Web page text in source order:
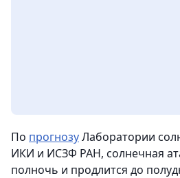
По прогнозуЛаборатории
ИКИ и ИСЗФ РАН, солнечная
полночь и продлится до